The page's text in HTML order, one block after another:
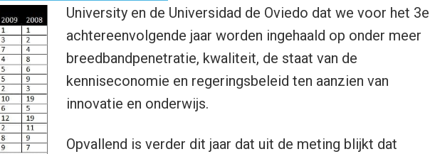
University en de Universidad de Oviedo dat we voor het 3e
achtereenvolgende jaar worden ingehaald op onder meer
breedbandpenetratie, kwaliteit, de staat van de
kenniseconomie en regeringsbeleid ten aanzien van
innovatie en onderwijs.
Opvallend is verder dit jaar dat uit de meting blijkt dat